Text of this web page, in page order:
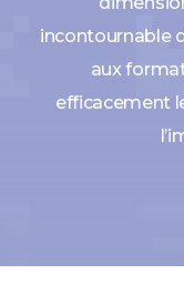
incontournable
aux
efficacement